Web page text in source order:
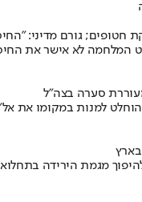
גורם מדיני:
המלחמה לא אישר את
סערה בצה"ל
מגמת הירידה